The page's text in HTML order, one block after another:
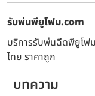
รับพ่นพียูโฟม.com
บริการรับพ่นฉีดพียูโฟ
ไทย ราคาถูก
บทความ